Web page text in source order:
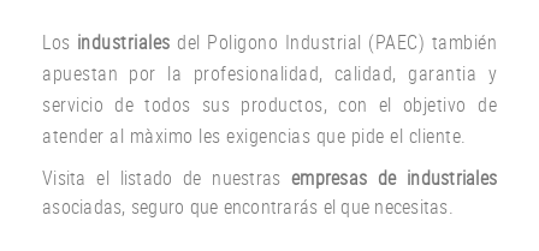
Los industriales del Poligono Industrial (PAEC) también
apuestan por la profesionalidad, calidad, garantia y
servicio de todos sus productos, con el objetivo de
atender al màximo les exigencias que pide el cliente.
Visita el listado de nuestras empresas de industriales
asociadas, seguro que encontrarás el que necesitas.